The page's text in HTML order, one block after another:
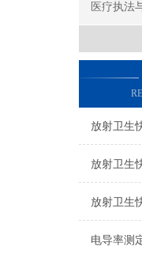
放射卫生
放射卫生
放射卫生
电导率测